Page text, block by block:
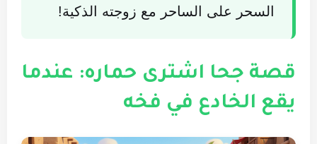
السحر على الساحر مع زوجته الذكية!
قصة جحا اشترى حماره: عندما
يقع الخادع في فخه